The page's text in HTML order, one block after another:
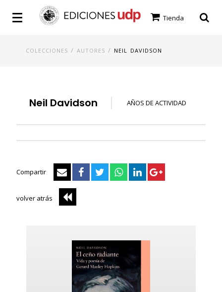
Tienda
COLECCIONES /AUTORES / NEIL DAVIDSON
Neil Davidson AÑOS DE ACTIVIDAD
Compartir
volver atrás